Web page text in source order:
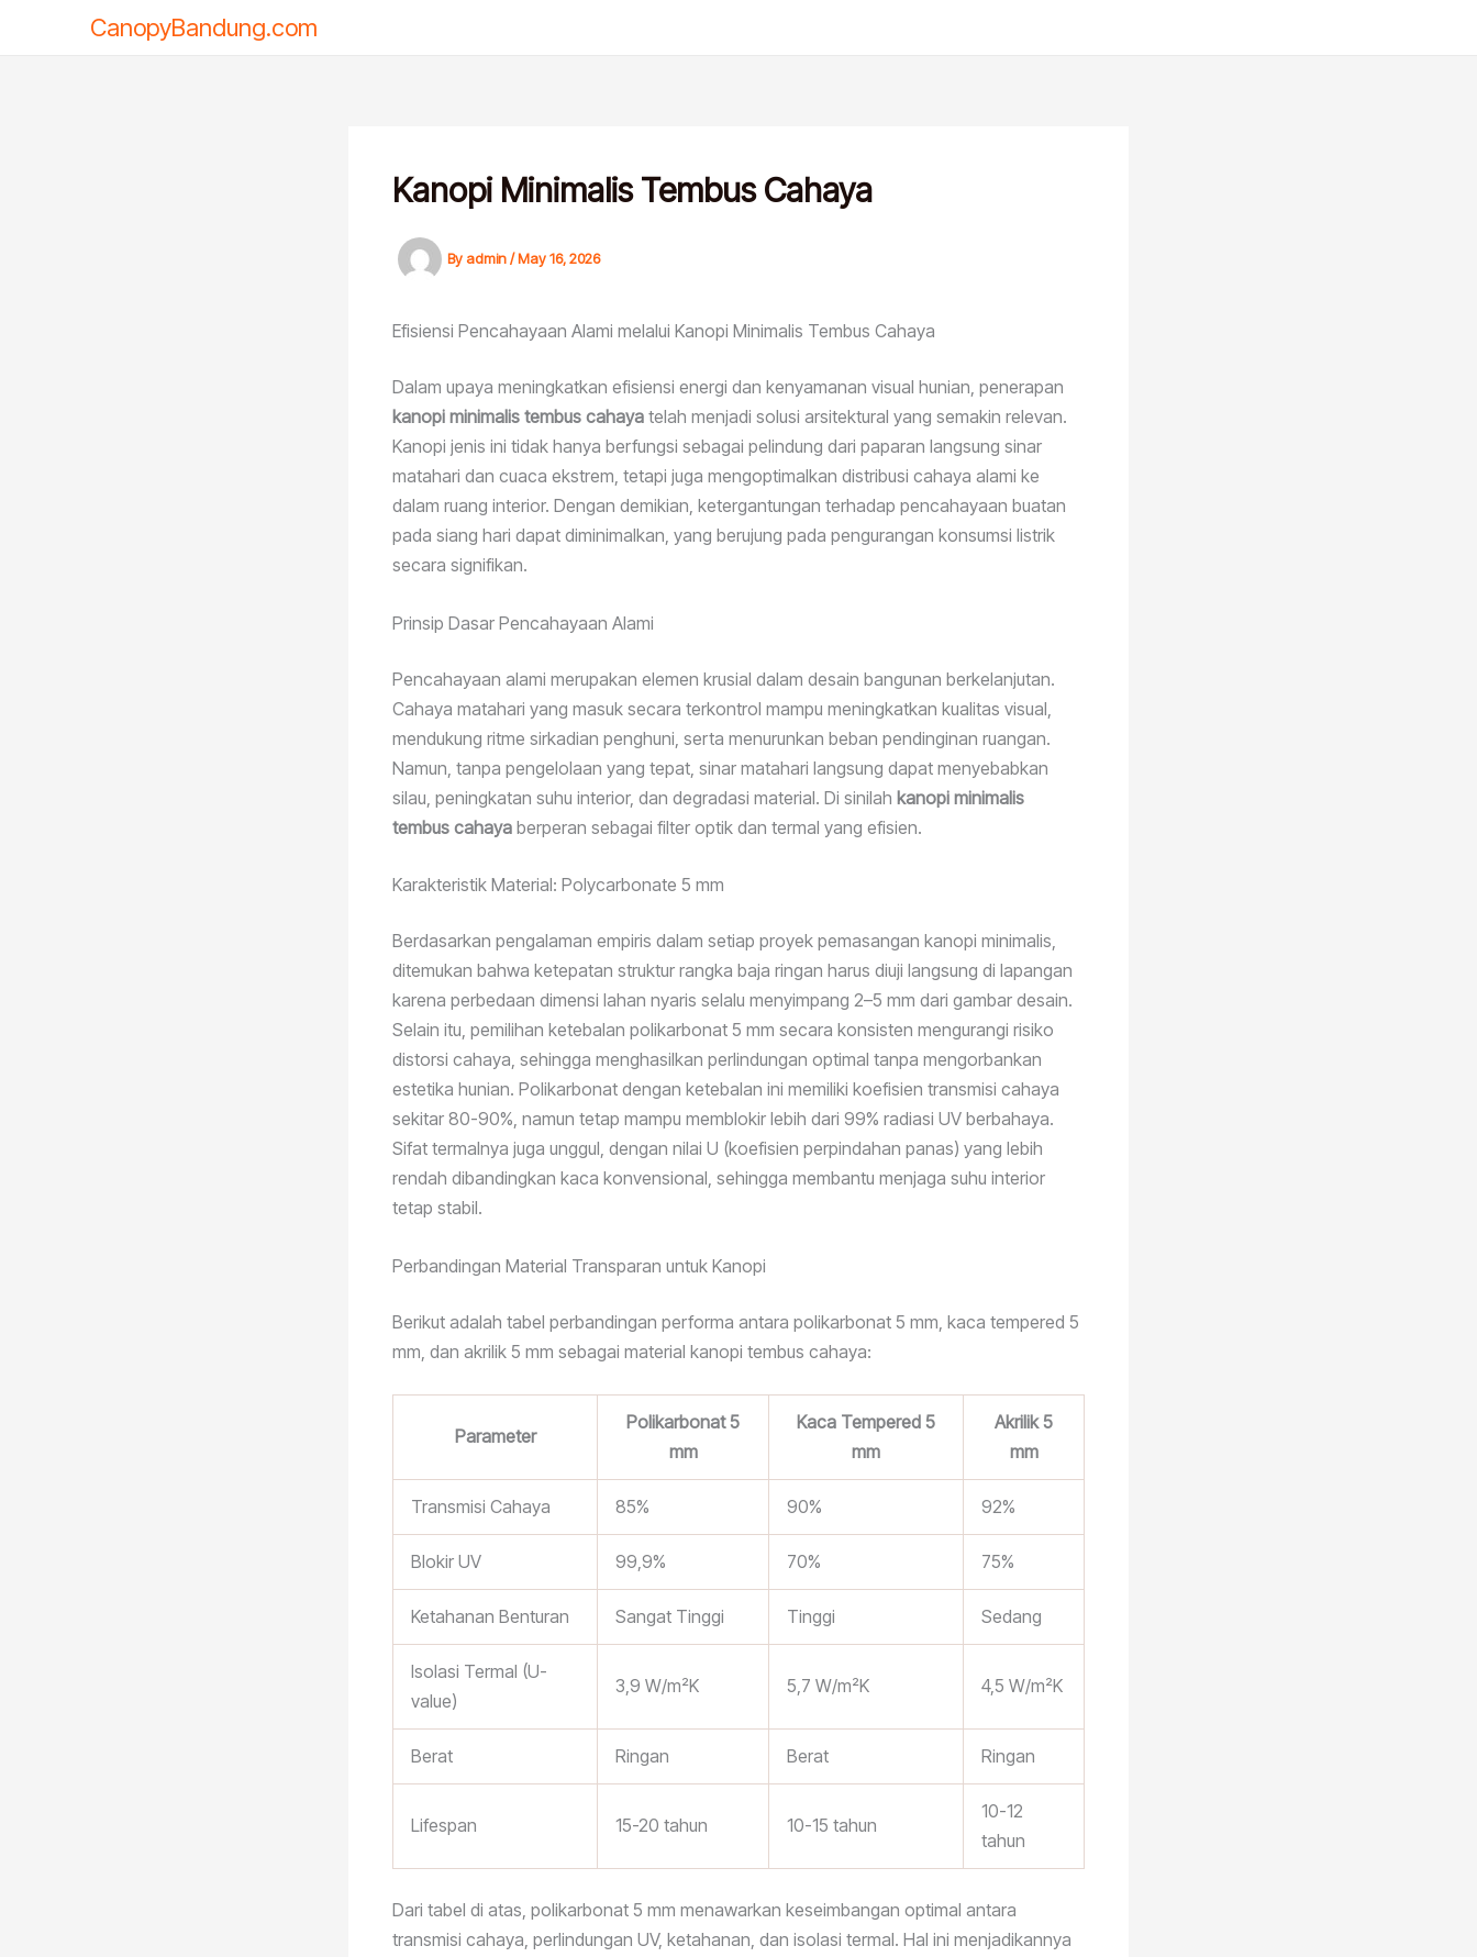
CanopyBandung.com
Kanopi Minimalis Tembus Cahaya
Byadmin/May 16, 2026
Efisiensi Pencahayaan Alami melalui Kanopi Minimalis Tembus Cahaya
Dalam upaya meningkatkan efisiensi energi dan kenyamanan visual hunian, penerapan
kanopi minimalis tembus cahaya telah menjadi solusi arsitektural yang semakin relevan.
Kanopi jenis ini tidak hanya berfungsi sebagai pelindung dari paparan langsung sinar
matahari dan cuaca ekstrem, tetapi juga mengoptimalkan distribusi cahaya alami ke
dalam ruang interior. Dengan demikian, ketergantungan terhadap pencahayaan buatan
pada siang hari dapat diminimalkan, yang berujung pada pengurangan konsumsi listrik
secara signifikan.
Prinsip Dasar Pencahayaan Alami
Pencahayaan alami merupakan elemen krusial dalam desain bangunan berkelanjutan.
Cahaya matahari yang masuk secara terkontrol mampu meningkatkan kualitas visual,
mendukung ritme sirkadian penghuni, serta menurunkan beban pendinginan ruangan.
Namun, tanpa pengelolaan yang tepat, sinar matahari langsung dapat menyebabkan
silau, peningkatan suhu interior, dan degradasi material. Di sinilah kanopi minimalis
tembus cahaya berperan sebagai filter optik dan termal yang efisien.
Karakteristik Material: Polycarbonate 5 mm
Berdasarkan pengalaman empiris dalam setiap proyek pemasangan kanopi minimalis,
ditemukan bahwa ketepatan struktur rangka baja ringan harus diuji langsung di lapangan
karena perbedaan dimensi lahan nyaris selalu menyimpang 2–5 mm dari gambar desain.
Selain itu, pemilihan ketebalan polikarbonat 5 mm secara konsisten mengurangi risiko
distorsi cahaya, sehingga menghasilkan perlindungan optimal tanpa mengorbankan
estetika hunian. Polikarbonat dengan ketebalan ini memiliki koefisien transmisi cahaya
sekitar 80-90%, namun tetap mampu memblokir lebih dari 99% radiasi UV berbahaya.
Sifat termalnya juga unggul, dengan nilai U (koefisien perpindahan panas) yang lebih
rendah dibandingkan kaca konvensional, sehingga membantu menjaga suhu interior
tetap stabil.
Perbandingan Material Transparan untuk Kanopi
Berikut adalah tabel perbandingan performa antara polikarbonat 5 mm, kaca tempered 5
mm, dan akrilik 5 mm sebagai material kanopi tembus cahaya:
Parameter
Polikarbonat 5
mm
Kaca Tempered 5
mm
Akrilik 5
mm
Transmisi Cahaya 85% 90% 92%
Blokir UV 99,9% 70% 75%
Ketahanan Benturan Sangat Tinggi Tinggi Sedang
Isolasi Termal (U-
value)
3,9 W/m²K 5,7 W/m²K 4,5 W/m²K
Berat Ringan Berat Ringan
Lifespan 15-20 tahun 10-15 tahun
10-12
tahun
Dari tabel di atas, polikarbonat 5 mm menawarkan keseimbangan optimal antara
transmisi cahaya, perlindungan UV, ketahanan, dan isolasi termal. Hal ini menjadikannya